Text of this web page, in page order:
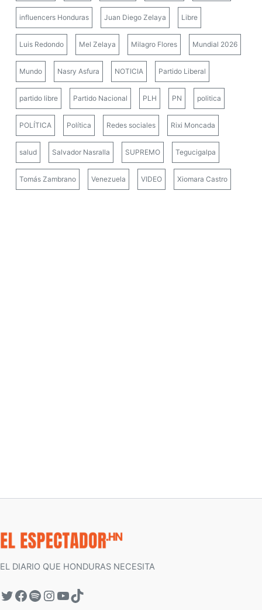
influencers Honduras Juan Diego Zelaya Libre
Luis Redondo Mel Zelaya Milagro Flores Mundial 2026
Mundo Nasry Asfura NOTICIA Partido Liberal
partido libre Partido Nacional PLH PN politica
POLÍTICA Política Redes sociales Rixi Moncada
salud Salvador Nasralla SUPREMO Tegucigalpa
Tomás Zambrano Venezuela VIDEO Xiomara Castro
EL DIARIO QUE HONDURAS NECESITA